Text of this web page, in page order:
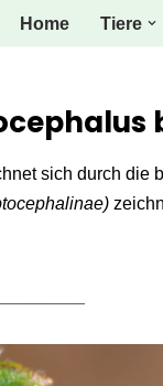
Home Tiere
sich durch die